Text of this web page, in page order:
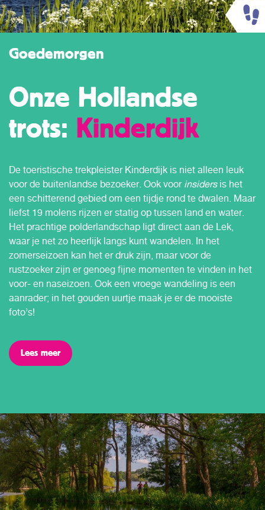
Goedemorgen
Onze Hollandse
trots: Kinderdijk
De toeristische trekpleister Kinderdijk is niet alleen leuk
voor de buitenlandse bezoeker. Ook voor insidersis het
een schitterend gebied om een tijdje rond te dwalen. Maar
liefst 19 molens rijzen er statig op tussen land en water.
Het prachtige polderlandschap ligt direct aan de Lek,
waar je net zo heerlijk langs kunt wandelen. In het
zomerseizoen kan het er druk zijn, maar voor de
rustzoeker zijn er genoeg fijne momenten te vinden in het
voor- en naseizoen. Ook een vroege wandeling is een
aanrader; in het gouden uurtje maak je er de mooiste
foto’s!
Lees meer